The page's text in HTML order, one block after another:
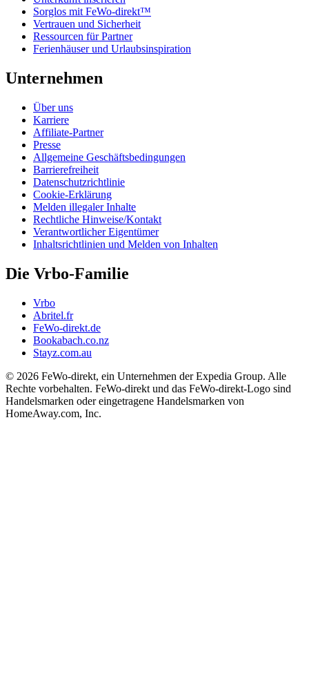
Sorglos mit FeWo-direkt™
Vertrauen und Sicherheit
Ressourcen für Partner
Ferienhäuser und Urlaubsinspiration
Unternehmen
Über uns
Karriere
Affiliate-Partner
Presse
Allgemeine Geschäftsbedingungen
Barrierefreiheit
Datenschutzrichtlinie
Cookie-Erklärung
Melden illegaler Inhalte
Rechtliche Hinweise/Kontakt
Verantwortlicher Eigentümer
Inhaltsrichtlinien und Melden von Inhalten
Die Vrbo-Familie
Vrbo
Abritel.fr
FeWo-direkt.de
Bookabach.co.nz
Stayz.com.au
© 2026 FeWo-direkt, ein Unternehmen der Expedia Group. Alle
Rechte vorbehalten. FeWo-direkt und das FeWo-direkt-Logo sind
Handelsmarken oder eingetragene Handelsmarken von
HomeAway.com, Inc.